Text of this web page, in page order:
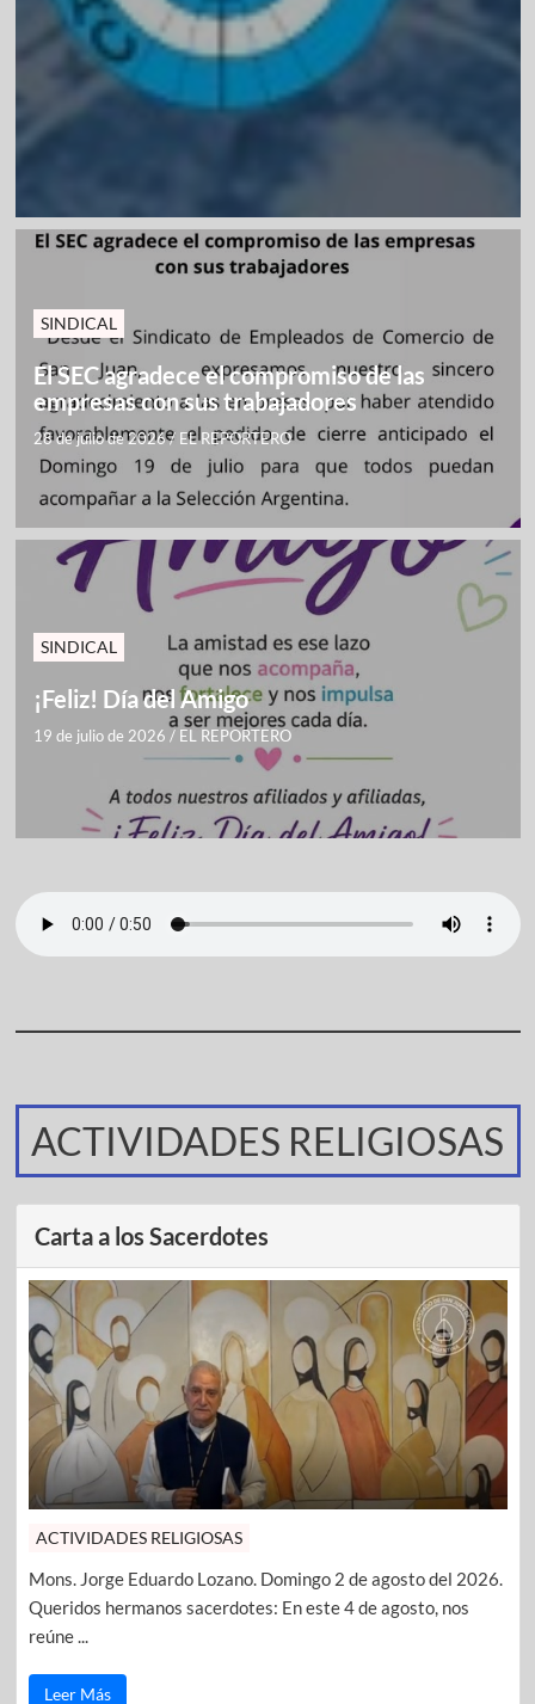
SINDICAL
El SEC agradece el compromiso de las
empresas con sus trabajadores
28 de julio de 2026/ EL REPORTERO
SINDICAL
¡Feliz! Día del Amigo
19 de julio de 2026 / EL REPORTERO
ACTIVIDADES RELIGIOSAS
Carta a los Sacerdotes
ACTIVIDADES RELIGIOSAS
Mons. Jorge Eduardo Lozano. Domingo 2 de agosto del 2026.
Queridos hermanos sacerdotes: En este 4 de agosto, nos
reúne ...
Leer Más